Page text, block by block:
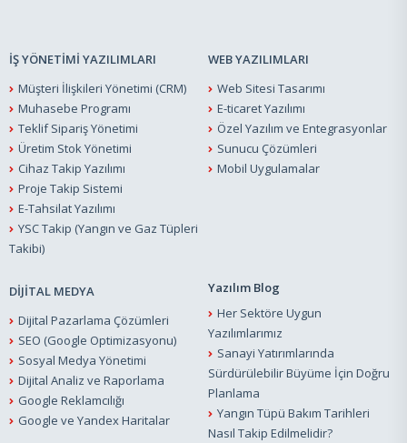
İŞ YÖNETİMİ YAZILIMLARI
Müşteri İlişkileri Yönetimi (CRM)
Muhasebe Programı
Teklif Sipariş Yönetimi
Üretim Stok Yönetimi
Cihaz Takip Yazılımı
Proje Takip Sistemi
E-Tahsilat Yazılımı
YSC Takip (Yangın ve Gaz Tüpleri
Takibi)
WEB YAZILIMLARI
Web Sitesi Tasarımı
E-ticaret Yazılımı
Özel Yazılım ve Entegrasyonlar
Sunucu Çözümleri
Mobil Uygulamalar
DİJİTAL MEDYA
Dijital Pazarlama Çözümleri
SEO (Google Optimizasyonu)
Sosyal Medya Yönetimi
Dijital Analiz ve Raporlama
Google Reklamcılığı
Google ve Yandex Haritalar
Yazılım Blog
Her Sektöre Uygun
Yazılımlarımız
Sanayi Yatırımlarında
Sürdürülebilir Büyüme İçin Doğru
Planlama
Yangın Tüpü Bakım Tarihleri
Nasıl Takip Edilmelidir?